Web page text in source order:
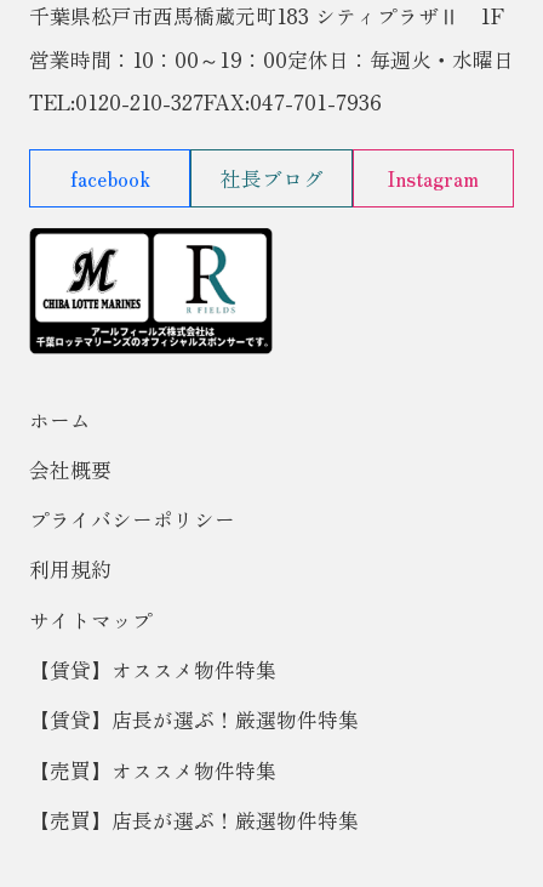
千葉県松戸市西馬橋蔵元町183 シティプラザⅡ 1F
営業時間：10：00～19：00定休日：毎週火・水曜日
TEL:0120-210-327FAX:047-701-7936
facebook 社長ブログ Instagram
ホーム
会社概要
プライバシーポリシー
利用規約
サイトマップ
【賃貸】オススメ物件特集
【賃貸】店長が選ぶ！厳選物件特集
【売買】オススメ物件特集
【売買】店長が選ぶ！厳選物件特集